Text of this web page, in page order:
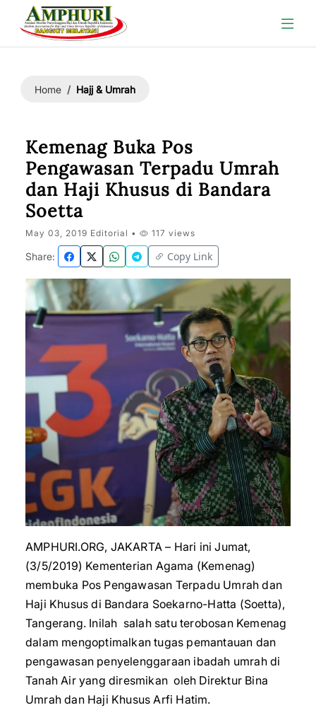
Home Hajj & Umrah
Kemenag Buka Pos
Pengawasan Terpadu Umrah
dan Haji Khusus di Bandara
Soetta
May 03, 2019 Editorial • 117 views
Share: Copy Link
AMPHURI.ORG, JAKARTA – Hari ini Jumat,
(3/5/2019) Kementerian Agama (Kemenag)
membuka Pos Pengawasan Terpadu Umrah dan
Haji Khusus di Bandara Soekarno-Hatta (Soetta),
Tangerang. Inilah salah satu terobosan Kemenag
dalam mengoptimalkan tugas pemantauan dan
pengawasan penyelenggaraan ibadah umrah di
Tanah Air yang diresmikan oleh Direktur Bina
Umrah dan Haji Khusus Arfi Hatim.